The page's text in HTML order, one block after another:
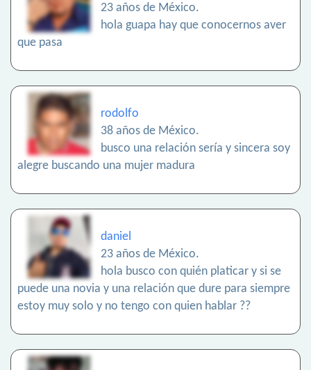
23 años de México.
hola guapa hay que conocernos aver
que pasa
rodolfo
38 años de México.
busco una relación sería y sincera soy
alegre buscando una mujer madura
daniel
23 años de México.
hola busco con quién platicar y si se
puede una novia y una relación que dure para siempre
estoy muy solo y no tengo con quien hablar ??